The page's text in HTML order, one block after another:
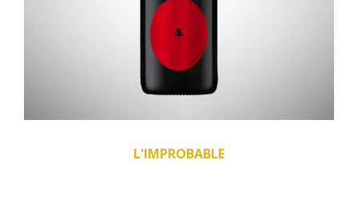
L'IMPROBABLE